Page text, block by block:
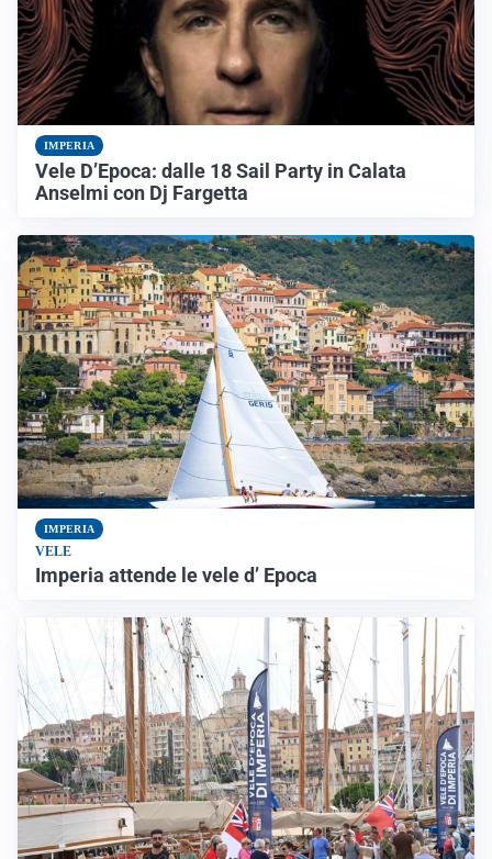
IMPERIA
Vele D’Epoca: dalle 18 Sail Party in Calata
Anselmi con Dj Fargetta
IMPERIA
VELE
Imperia attende le vele d’ Epoca